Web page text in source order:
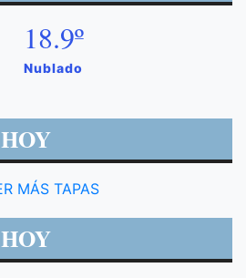
18.9º
Nublado
MÁS TAPAS